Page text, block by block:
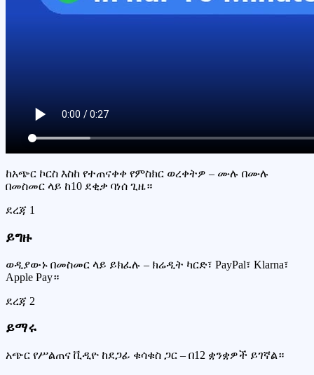
ከአጭር ኮርስ እስከ የተጠናቀቀ የምስክር ወረቀትዎ – ሙሉ በሙሉ
በመስመር ላይ ከ10 ደቂቃ ባነሰ ጊዜ።
ደረጃ 1
ይግዙ
ወዲያውኑ በመስመር ላይ ይክፈሉ – ክሬዲት ካርድ፣ PayPal፣ Klarna፣
Apple Pay።
ደረጃ 2
ይማሩ
አጭር የሥልጠና ቪዲዮ ከደጋፊ ቁሳቁስ ጋር – በ12 ቋንቋዎች ይገኛል።